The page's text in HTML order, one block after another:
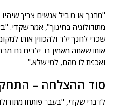
"מחנך או מוביל אנשים צריך
מתודולוגיה בחינוך", אמר שקדי.
שכדי לחנך ילד ולהכווין אותו
אותו שאתה מאמין בו. ילדים גם
ואכפת לו מהם, למי שלא."
סוד ההצלחה –
לדברי שקדי, "בעבר פותחו